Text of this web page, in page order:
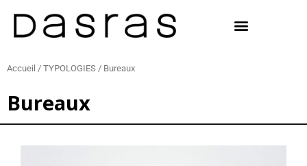
contenu
Accueil / TYPOLOGIES / Bureaux
Bureaux